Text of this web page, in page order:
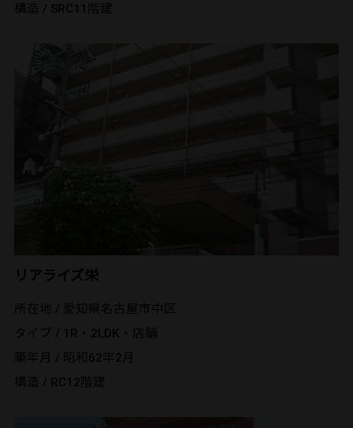
構造 / SRC11階建
リアライズ栄
所在地 / 愛知県名古屋市中区
タイプ / 1R・2LDK・店舗
築年月 / 昭和62年2月
構造 / RC12階建